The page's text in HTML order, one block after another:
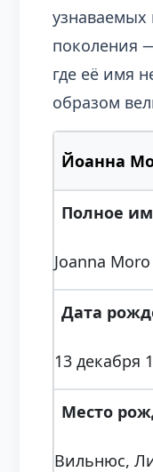
узнаваемых
поколения
где её имя
образом
Йоанна
Полное
Joanna
Дата
13 декабря
Место
Вильнюс,